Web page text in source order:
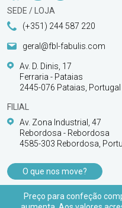
SEDE / LOJA
(+351) 244 587 220
geral@fbl-fabulis.com
Av. D. Dinis, 17
Ferraria - Pataias
2445-076 Pataias, Portugal
FILIAL
Av. Zona Industrial, 47
Rebordosa - Rebordosa
4585-303 Rebordosa,
O que nos move?
PRODUTOS
Preço para confeção